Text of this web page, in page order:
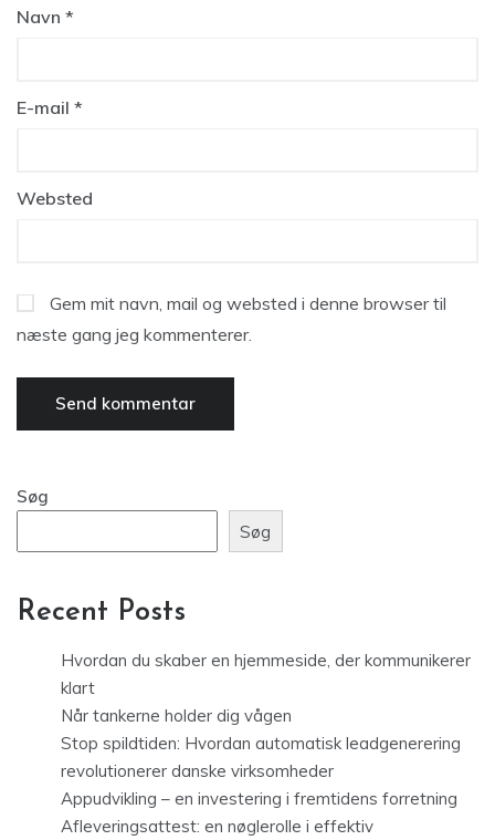
Navn *
E-mail *
Websted
Gem mit navn, mail og websted i denne browser til
næste gang jeg kommenterer.
Søg
Søg
Recent Posts
Hvordan du skaber en hjemmeside, der kommunikerer
klart
Når tankerne holder dig vågen
Stop spildtiden: Hvordan automatisk leadgenerering
revolutionerer danske virksomheder
Appudvikling – en investering i fremtidens forretning
Afleveringsattest: en nøglerolle i effektiv